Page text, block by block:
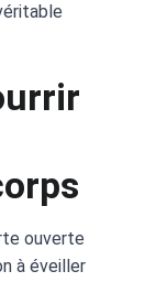
ouverte
à éveiller